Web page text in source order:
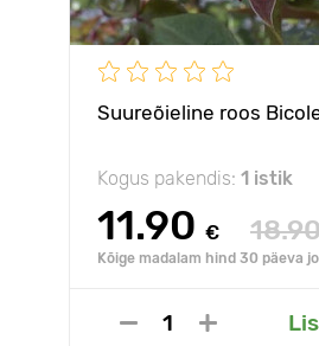
Suureõieline roos
Kogus pakendis: 1 istik
11.90 €
Kõige madalam hind 30 päeva